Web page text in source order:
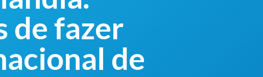
de fazer
de